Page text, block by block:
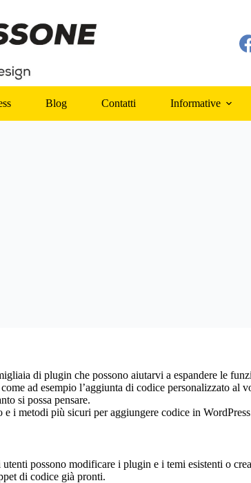
Blog Contatti Informative
di plugin che possono aiutarvi a espandere le
ad esempio l’aggiunta di codice personalizzato al
si possa pensare.
i metodi più sicuri per aggiungere codice in
possono modificare i plugin e i temi esistenti o
di codice già pronti.